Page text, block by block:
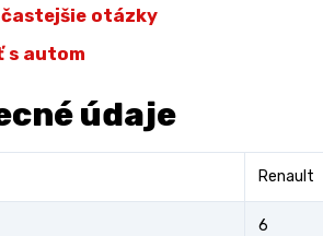
otázky
s autom
údaje
Renault
6